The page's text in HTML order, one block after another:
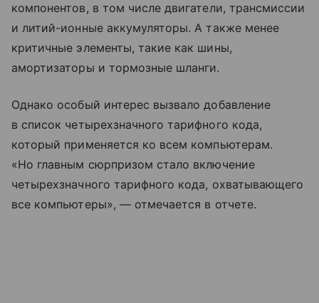
компонентов, в том числе двигатели, трансмиссии
и литий-ионные аккумуляторы. А также менее
критичные элементы, такие как шины,
амортизаторы и тормозные шланги.
Однако особый интерес вызвало добавление
в список четырехзначного тарифного кода,
который применяется ко всем компьютерам.
«Но главным сюрпризом стало включение
четырехзначного тарифного кода, охватывающего
все компьютеры», — отмечается в отчете.